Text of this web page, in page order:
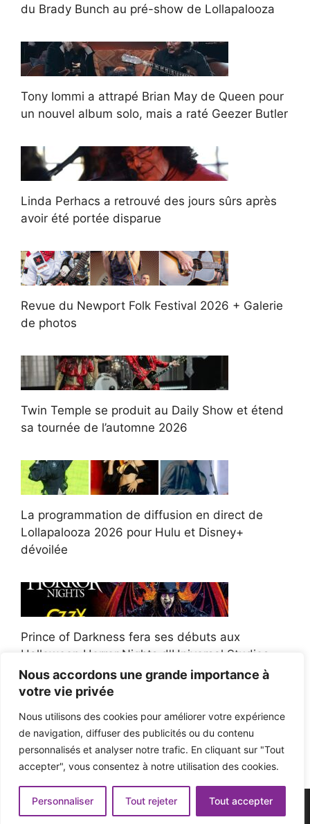
Nous accordons une grande importance à
votre vie privée
Nous utilisons des cookies pour améliorer votre expérience
de navigation, diffuser des publicités ou du contenu
personnalisés et analyser notre trafic. En cliquant sur "Tout
accepter", vous consentez à notre utilisation des cookies.
Personnaliser Tout rejeter Tout accepter
du Brady Bunch au pré-show de Lollapalooza
Tony Iommi a attrapé Brian May de Queen pour
un nouvel album solo, mais a raté Geezer Butler
Linda Perhacs a retrouvé des jours sûrs après
avoir été portée disparue
Revue du Newport Folk Festival 2026 + Galerie
de photos
Twin Temple se produit au Daily Show et étend
sa tournée de l’automne 2026
La programmation de diffusion en direct de
Lollapalooza 2026 pour Hulu et Disney+
dévoilée
Prince of Darkness fera ses débuts aux
Halloween Horror Nights d'Universal Studios
Afroman poursuit un policier de l'Ohio après la
victoire du jury en diffamation
© 2026 - Pop'n Music -